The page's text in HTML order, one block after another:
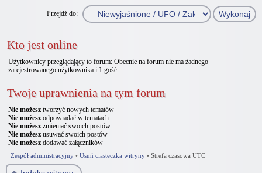
Przejdź do:
Kto jest online
Użytkownicy przeglądający to forum: Obecnie na forum nie ma żadnego
zarejestrowanego użytkownika i 1 gość
Twoje uprawnienia na tym forum
Nie możesz tworzyć nowych tematów
Nie możesz odpowiadać w tematach
Nie możesz zmieniać swoich postów
Nie możesz usuwać swoich postów
Nie możesz dodawać załączników
Zespół administracyjny • Usuń ciasteczka witryny • Strefa czasowa UTC